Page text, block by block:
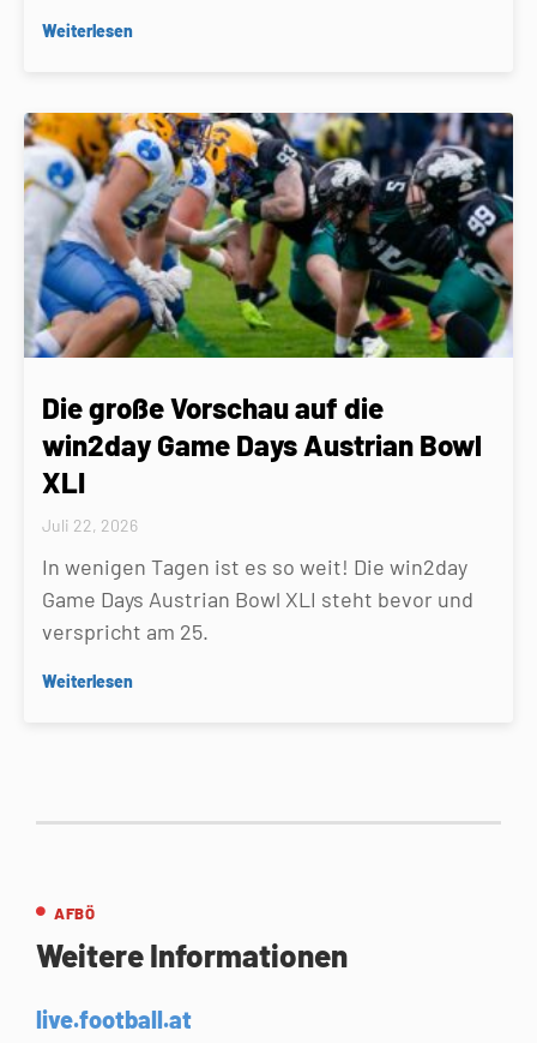
Weiterlesen
Die große Vorschau auf die
win2day Game Days Austrian Bowl
XLI
Juli 22, 2026
In wenigen Tagen ist es so weit! Die win2day
Game Days Austrian Bowl XLI steht bevor und
verspricht am 25.
Weiterlesen
AFBÖ
Weitere Informationen
live.football.at